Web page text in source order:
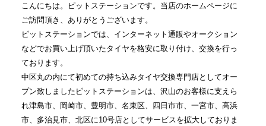
こんにちは。ピットステーションです。当店のホームページに
ご訪問頂き、ありがとうございます。
ピットステーションでは、インターネット通販やオークション
などでお買い上げ頂いたタイヤを格安に取り付け、交換を行っ
ております。
中区丸の内にて初めての持ち込みタイヤ交換専門店としてオー
プン致しましたピットステーションは、沢山のお客様に支えら
れ津島市、岡崎市、豊明市、名東区、四日市市、一宮市、高浜
市、多治見市、北区に10号店としてサービスを拡大しておりま